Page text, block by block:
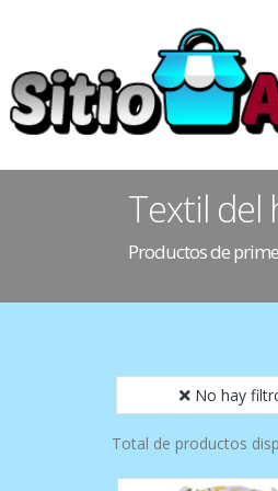
Textil del
Productos de
No hay
Total de productos